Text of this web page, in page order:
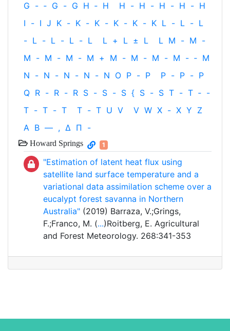
G - ‐ G - G H ‐ H H - H - H - H - H
I - I J K - K - K - K - K - K L - L - L
- L - L - L - L L + L ± L L M - M -
M - M - M - M + M - M - M - M - ‐ M
N - N - N - N - N O P - P P - P - P
Q R - R - R S - S - S { S - S T - T ‐ -
T - T - T T - T U V V W X - X Y Z
Α Β — , Δ Π -
Howard Springs 1
"Estimation of latent heat flux using
satellite land surface temperature and a
variational data assimilation scheme over a
eucalypt forest savanna in Northern
Australia" (2019) Barraza, V.;Grings,
F.;Franco, M. (...)Roitberg, E. Agricultural
and Forest Meteorology. 268:341-353